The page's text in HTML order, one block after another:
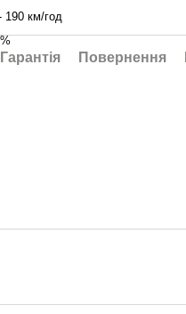
190 км/год
Гарантія Повернення